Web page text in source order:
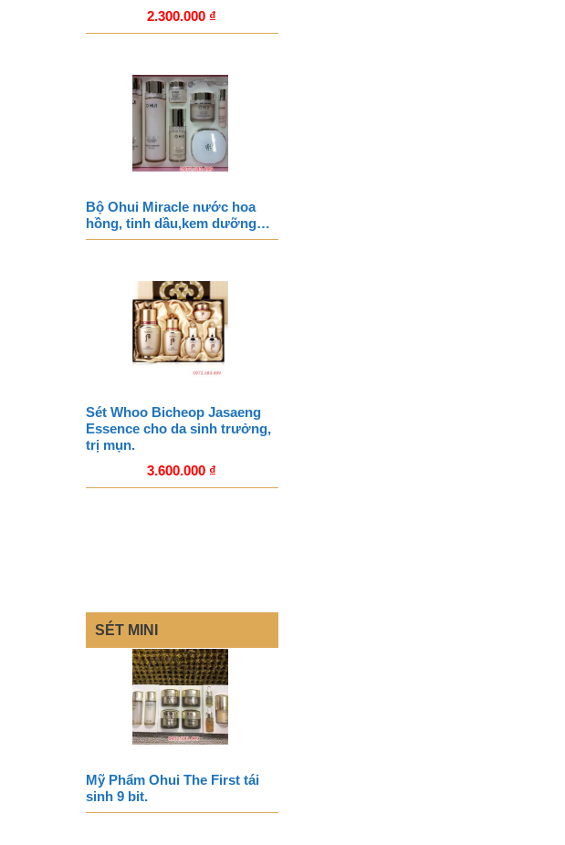
2.300.000 ₫
Bộ Ohui Miracle nước hoa
hồng, tinh dầu,kem dưỡng…
Sét Whoo Bicheop Jasaeng
Essence cho da sinh trưởng,
trị mụn.
3.600.000 ₫
SÉT MINI
Mỹ Phẩm Ohui The First tái
sinh 9 bit.